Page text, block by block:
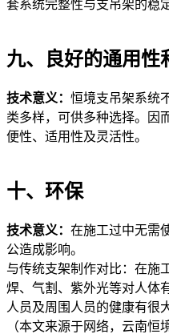
套系统完整性与支吊架的稳定
九、良好的通用性
技术意义： 恒境支吊架系统
类多样，可供多种选择。因
便性、适用性及灵活性。
十、环保
技术意义： 在施工过中无需
公造成影响。
与传统支架制作对比：在施
焊、气割、紫外光等对人体
人员及周围人员的健康有很
（本文来源于网络，云南恒